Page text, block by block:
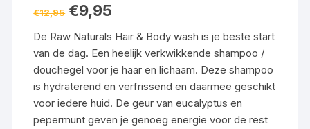
€12,95 Oorspronkelijke
prijs
€12,95.
€9,95
€9,95.
De Raw Naturals Hair & Body wash is je beste start
van de dag. Een heelijk verkwikkende shampoo /
douchegel voor je haar en lichaam. Deze shampoo
is hydraterend en verfrissend en daarmee geschikt
voor iedere huid. De geur van eucalyptus en
pepermunt geven je genoeg energie voor de rest